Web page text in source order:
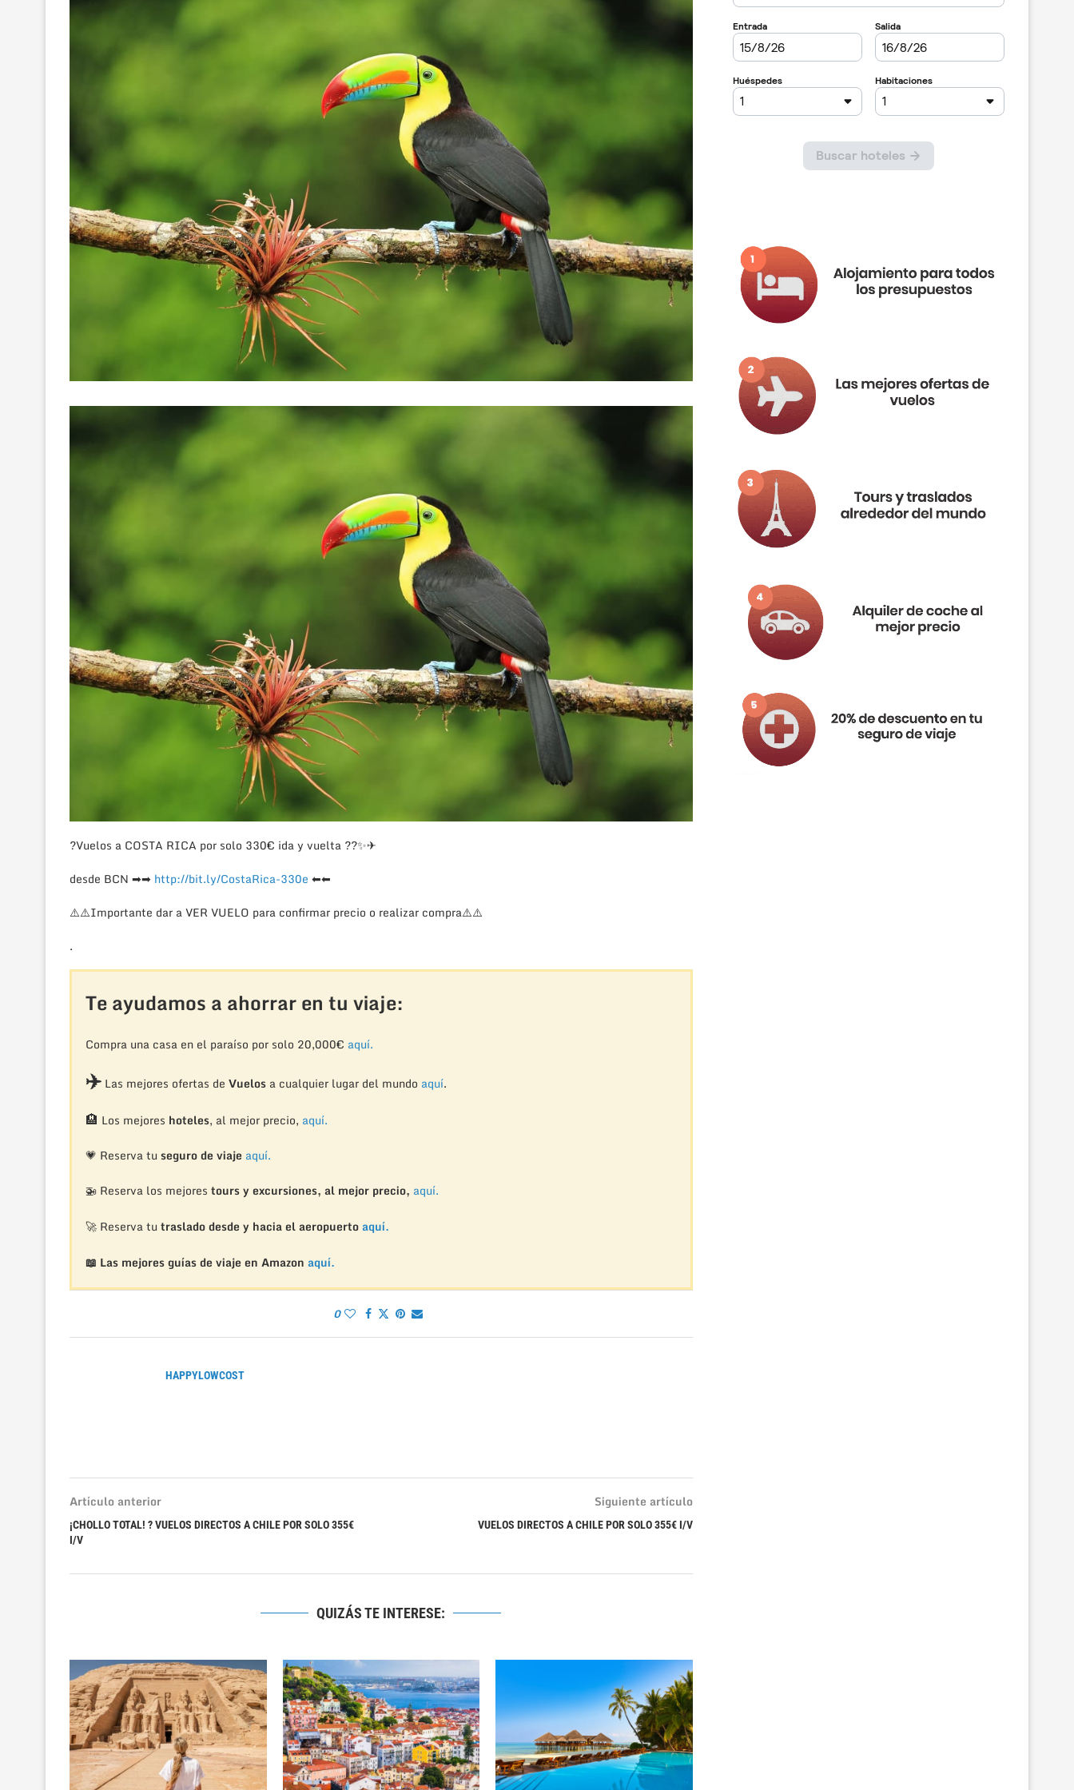
?Vuelos a COSTA RICA por solo 330€ ida y vuelta ??✨✈
desde BCN ➡➡ http://bit.ly/CostaRica-330e ⬅⬅
⚠️⚠️Importante dar a VER VUELO para confirmar precio o realizar compra⚠️⚠️
.
Te ayudamos a ahorrar en tu viaje:
Compra una casa en el paraíso por solo 20,000€ aquí.
✈️Las mejores ofertas de Vuelosa cualquier lugar del mundo aquí.
🏨 Los mejores hoteles, al mejor precio, aquí.
💗 Reserva tu seguro de viaje aquí.
🚁 Reserva los mejores tours y excursiones, al mejor precio, aquí.
🚀 Reserva tu traslado desde y hacia el aeropuertoaquí.
📖 Las mejores guías de viaje en Amazon aquí.
0
HAPPYLOWCOST
Artículo anterior
¡CHOLLO TOTAL! ? VUELOS DIRECTOS A CHILE POR SOLO 355€
I/V
Siguiente artículo
VUELOS DIRECTOS A CHILE POR SOLO 355€ I/V
QUIZÁS TE INTERESE: